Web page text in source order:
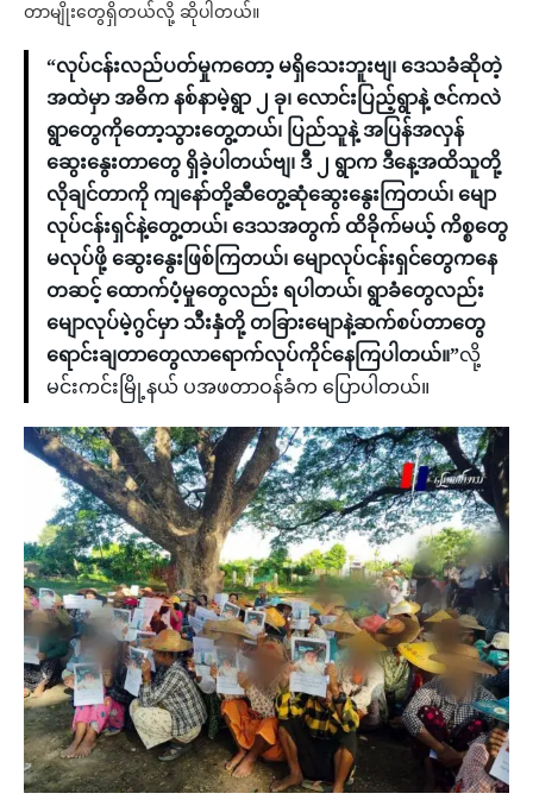
တာမျိုးတွေရှိတယ်လို့ ဆိုပါတယ်။
“လုပ်ငန်းလည်ပတ်မှုကတော့ မရှိသေးဘူးဗျ၊ ဒေသခံဆိုတဲ့
အထဲမှာ အဓိက နစ်နာမဲ့ရွာ ၂ ခု၊ လောင်းပြည့်ရွာနဲ့ ဇင်ကလဲ
ရွာတွေကိုတော့သွားတွေ့တယ်၊ ပြည်သူနဲ့ အပြန်အလှန်
ဆွေးနွေးတာတွေ ရှိခဲ့ပါတယ်ဗျ၊ ဒီ ၂ ရွာက ဒီနေ့အထိသူတို့
လိုချင်တာကို ကျနော်တို့ဆီတွေ့ဆုံဆွေးနွေးကြတယ်၊ မျော
လုပ်ငန်းရှင်နဲ့တွေ့တယ်၊ ဒေသအတွက် ထိခိုက်မယ့် ကိစ္စတွေ
မလုပ်ဖို့ ဆွေးနွေးဖြစ်ကြတယ်၊ မျောလုပ်ငန်းရှင်တွေကနေ
တဆင့် ထောက်ပံ့မှုတွေလည်း ရပါတယ်၊ ရွာခံတွေလည်း
မျောလုပ်မဲ့ဂွင်မှာ သီးနှံတို့ တခြားမျောနဲ့ဆက်စပ်တာတွေ
ရောင်းချတာတွေလာရောက်လုပ်ကိုင်နေကြပါတယ်။”လို့
မင်းကင်းမြို့နယ် ပအဖတာဝန်ခံက ပြောပါတယ်။